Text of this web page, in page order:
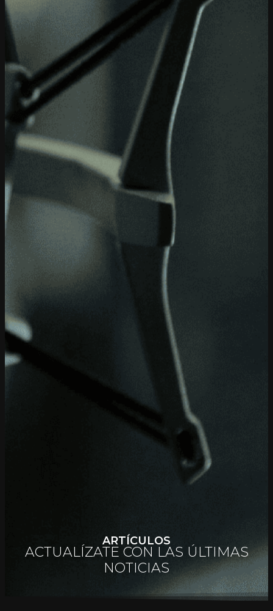
ARTÍCULOS
ACTUALÍZATE CON LAS ÚLTIMAS
NOTICIAS